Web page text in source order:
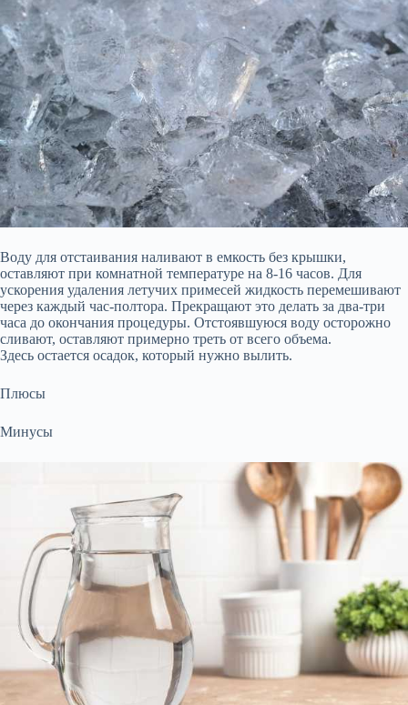
Воду для отстаивания наливают в емкость без крышки,
оставляют при комнатной температуре на 8-16 часов. Для
ускорения удаления летучих примесей жидкость перемешивают
через каждый час-полтора. Прекращают это делать за два-три
часа до окончания процедуры. Отстоявшуюся воду осторожно
сливают, оставляют примерно треть от всего объема.
Здесь остается осадок, который нужно вылить.
Плюсы
Минусы